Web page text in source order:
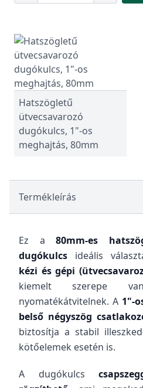
Hatszögletű
ütvecsavarozó
dugókulcs, 1"-os
meghajtás, 80mm
Termékleírás
Ez a 80mm-es
dugókulcs ideális
kézi és gépi
kiemelt szerepe
nyomatékátvitelnek. A 1"-
belső négyszög
biztosítja a stabil
kötőelemek esetén is.
A dugókulcs